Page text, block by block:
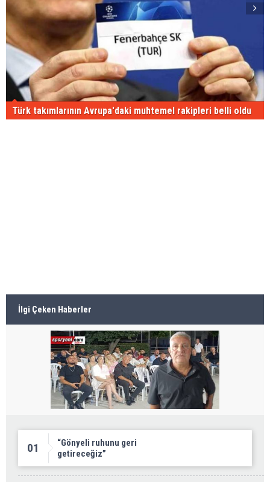
Türk takımlarının Avrupa'daki muhtemel rakipleri belli oldu
İlgi Çeken Haberler
01
“Gönyeli ruhunu geri
getireceğiz”